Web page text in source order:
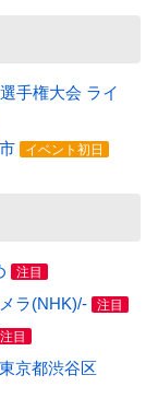
手権大会 ライ
イベント初日
注目
ラ(NHK)/- 注目
注目
京都渋谷区